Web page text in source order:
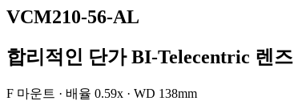
VCM210-56-AL
합리적인 단가 BI-Telecentric 렌즈
F 마운트 · 배율 0.59x · WD 138mm